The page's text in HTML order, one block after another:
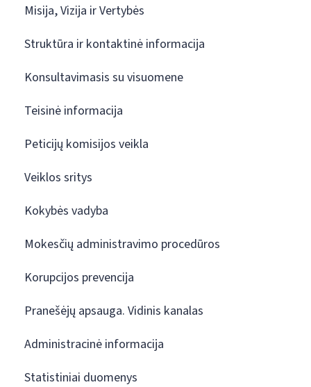
Misija, Vizija ir Vertybės
Struktūra ir kontaktinė informacija
Konsultavimasis su visuomene
Teisinė informacija
Peticijų komisijos veikla
Veiklos sritys
Kokybės vadyba
Mokesčių administravimo procedūros
Korupcijos prevencija
Pranešėjų apsauga. Vidinis kanalas
Administracinė informacija
Statistiniai duomenys